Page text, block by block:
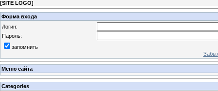
[SITE LOGO]
Форма входа
Логин:
Пароль:
запомнить
Меню сайта
Categories